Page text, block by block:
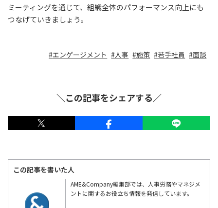
ミーティングを通じて、組織全体のパフォーマンス向上にも
つなげていきましょう。
エンゲージメント 人事 施策 若手社員 面談
＼この記事をシェアする／
この記事を書いた人
AME&Company編集部では、人事労務やマネジメ
ントに関するお役立ち情報を発信しています。